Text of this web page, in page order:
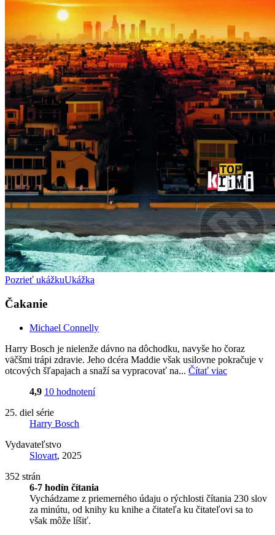
Pozrieť ukážkuUkážka
Čakanie
Michael Connelly
Harry Bosch je nielenže dávno na dôchodku, navyše ho čoraz
väčšmi trápi zdravie. Jeho dcéra Maddie však usilovne pokračuje v
otcových šľapajach a snaží sa vypracovať na... Čítať viac
4,9 10 hodnotení
25. diel série
Harry Bosch
Vydavateľstvo
Slovart, 2025
352 strán
6-7 hodín čítania
Vychádzame z priemerného údaju o rýchlosti čítania 230 slov
za minútu, od knihy ku knihe a čitateľa ku čitateľovi sa to
však môže líšiť.